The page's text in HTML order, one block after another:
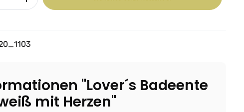
"Lover´s Badeente
mit Herzen"